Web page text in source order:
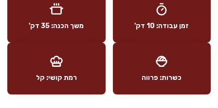
זמן עבודה: 10 דק' משך הכנה: 35 דק'
כשרות: פרווה רמת קושי: קל